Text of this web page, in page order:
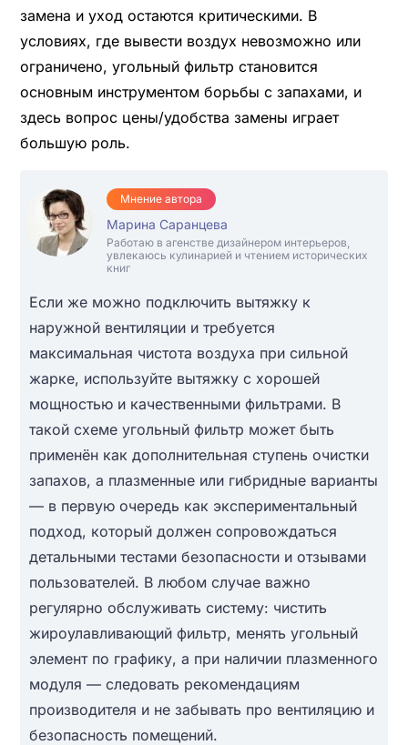
замена и уход остаются критическими. В
условиях, где вывести воздух невозможно или
ограничено, угольный фильтр становится
основным инструментом борьбы с запахами, и
здесь вопрос цены/удобства замены играет
большую роль.
Мнение автора
Марина Саранцева
Работаю в агенстве дизайнером интерьеров,
увлекаюсь кулинарией и чтением исторических
книг
Если же можно подключить вытяжку к
наружной вентиляции и требуется
максимальная чистота воздуха при сильной
жарке, используйте вытяжку с хорошей
мощностью и качественными фильтрами. В
такой схеме угольный фильтр может быть
применён как дополнительная ступень очистки
запахов, а плазменные или гибридные варианты
— в первую очередь как экспериментальный
подход, который должен сопровождаться
детальными тестами безопасности и отзывами
пользователей. В любом случае важно
регулярно обслуживать систему: чистить
жироулавливающий фильтр, менять угольный
элемент по графику, а при наличии плазменного
модуля — следовать рекомендациям
производителя и не забывать про вентиляцию и
безопасность помещений.